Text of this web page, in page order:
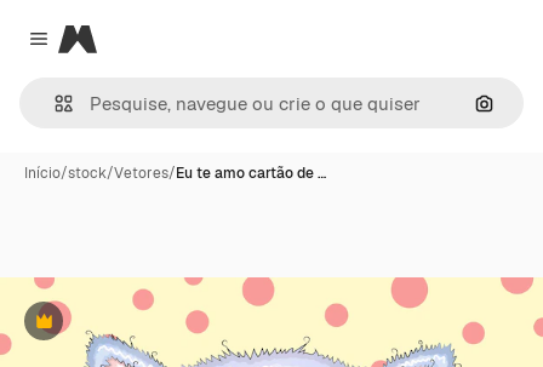
Close menu
Magnific
Início/stock/Vetores/Eu te amo cartão de …
Premium